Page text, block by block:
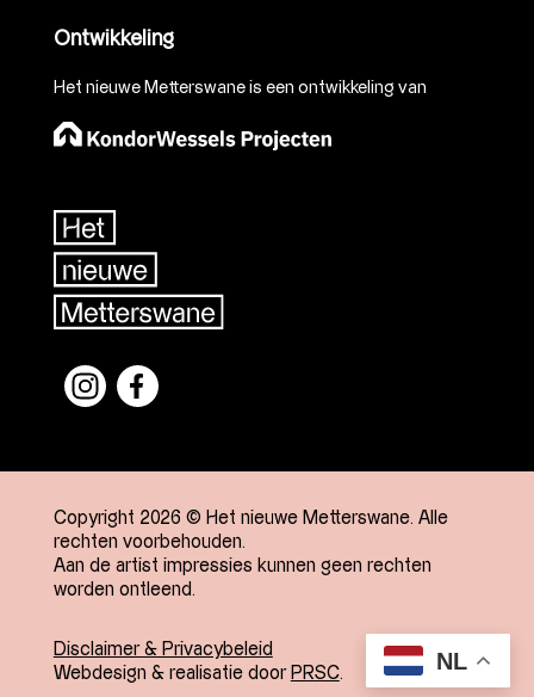
Ontwikkeling
Het nieuwe Metterswane is een ontwikkeling van
Copyright 2026 © Het nieuwe Metterswane. Alle
rechten voorbehouden.
Aan de artist impressies kunnen geen rechten
worden ontleend.
Disclaimer & Privacybeleid
Webdesign & realisatie door PRSC. NL